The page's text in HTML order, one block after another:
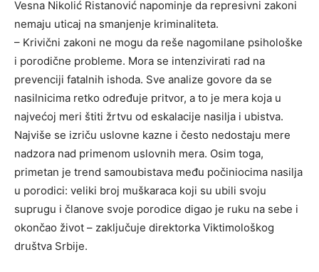
Vesna Nikolić Ristanović napominje da represivni zakoni
nemaju uticaj na smanjenje kriminaliteta.
– Krivični zakoni ne mogu da reše nagomilane psihološke
i porodične probleme. Mora se intenzivirati rad na
prevenciji fatalnih ishoda. Sve analize govore da se
nasilnicima retko određuje pritvor, a to je mera koja u
najvećoj meri štiti žrtvu od eskalacije nasilja i ubistva.
Najviše se izriču uslovne kazne i često nedostaju mere
nadzora nad primenom uslovnih mera. Osim toga,
primetan je trend samoubistava među počiniocima nasilja
u porodici: veliki broj muškaraca koji su ubili svoju
suprugu i članove svoje porodice digao je ruku na sebe i
okončao život – zaključuje direktorka Viktimološkog
društva Srbije.